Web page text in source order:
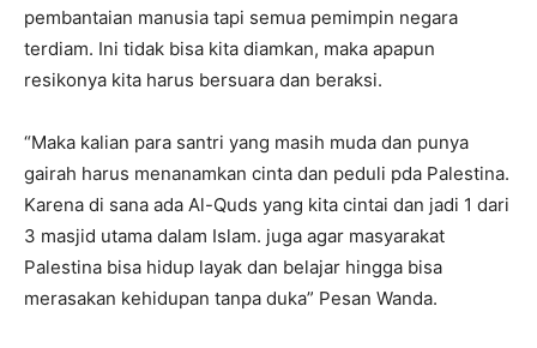
pembantaian manusia tapi semua pemimpin negara
terdiam. Ini tidak bisa kita diamkan, maka apapun
resikonya kita harus bersuara dan beraksi.
“Maka kalian para santri yang masih muda dan punya
gairah harus menanamkan cinta dan peduli pda Palestina.
Karena di sana ada Al-Quds yang kita cintai dan jadi 1 dari
3 masjid utama dalam Islam. juga agar masyarakat
Palestina bisa hidup layak dan belajar hingga bisa
merasakan kehidupan tanpa duka” Pesan Wanda.